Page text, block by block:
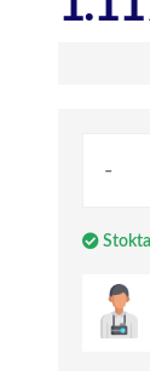
-
Stokta